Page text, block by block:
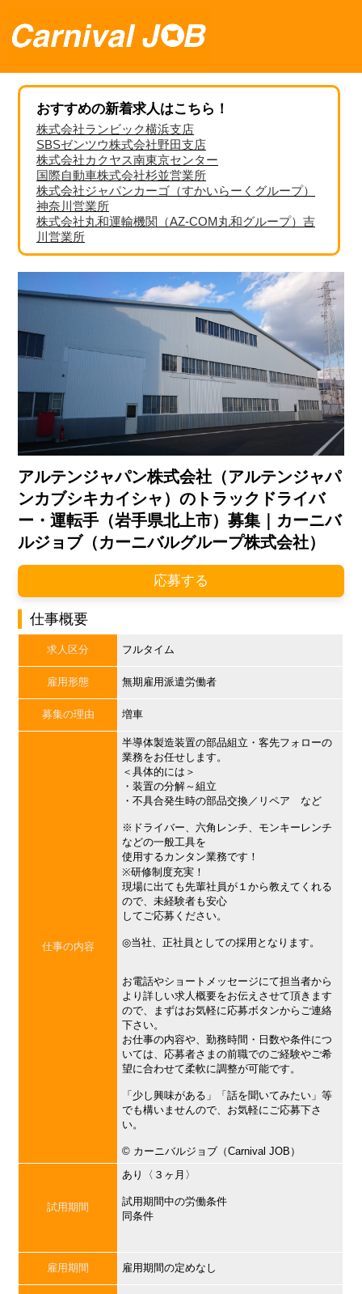
おすすめの新着求人はこちら！
株式会社ランビック横浜支店
SBSゼンツウ株式会社野田支店
株式会社カクヤス南東京センター
国際自動車株式会社杉並営業所
株式会社ジャパンカーゴ（すかいらーくグループ）
神奈川営業所
株式会社丸和運輸機関（AZ-COM丸和グループ）吉
川営業所
アルテンジャパン株式会社（アルテンジャパ
ンカブシキカイシャ）のトラックドライバ
ー・運転手（岩手県北上市）募集｜カーニバ
ルジョブ（カーニバルグループ株式会社）
応募する
仕事概要
求人区分 フルタイム
雇用形態 無期雇用派遣労働者
募集の理由 増車
仕事の内容
半導体製造装置の部品組立・客先フォローの
業務をお任せします。
＜具体的には＞
・装置の分解～組立
・不具合発生時の部品交換／リペア など
※ドライバー、六角レンチ、モンキーレンチ
などの一般工具を
使用するカンタン業務です！
※研修制度充実！
現場に出ても先輩社員が１から教えてくれる
ので、未経験者も安心
してご応募ください。
◎当社、正社員としての採用となります。
お電話やショートメッセージにて担当者から
より詳しい求人概要をお伝えさせて頂きます
ので、まずはお気軽に応募ボタンからご連絡
下さい。
お仕事の内容や、勤務時間・日数や条件につ
いては、応募者さまの前職でのご経験やご希
望に合わせて柔軟に調整が可能です。
「少し興味がある」「話を聞いてみたい」等
でも構いませんので、お気軽にご応募下さ
い。
©︎ カーニバルジョブ（Carnival JOB）
試用期間
あり〈３ヶ月〉
試用期間中の労働条件
同条件
雇用期間 雇用期間の定めなし